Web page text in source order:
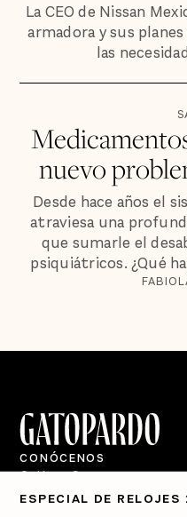
La CEO de Nissan
armadora y sus
las
nuevo
Desde hace años el
atraviesa una
que sumarle el
psiquiátricos. ¿Qué
ESPECIAL DE RELOJES
CONÓCENOS
Quiénes Somos
Directorio